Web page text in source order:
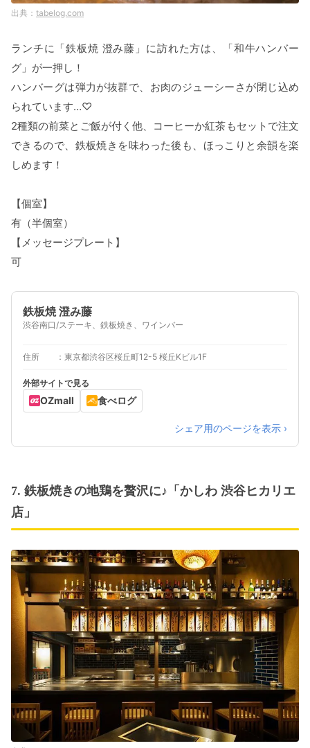
tabelog.com
ランチに「鉄板焼 澄み藤」に訪れた方は、「和牛ハンバー
グ」が一押し！
ハンバーグは弾力が抜群で、お肉のジューシーさが閉じ込め
られています…♡
2種類の前菜とご飯が付く他、コーヒーか紅茶もセットで注文
できるので、鉄板焼きを味わった後も、ほっこりと余韻を楽
しめます！
【個室】
有（半個室）
【メッセージプレート】
可
鉄板焼 澄み藤
渋谷南口/ステーキ、鉄板焼き、ワインバー
住所 東京都渋谷区桜丘町12-5 桜丘Kビル1F
外部サイトで見る
OZmall 食べログ
シェア用のページを表示 ›
7. 鉄板焼きの地鶏を贅沢に♪「かしわ 渋谷ヒカリエ
店」